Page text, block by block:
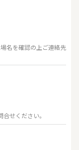
名を確認の上ご連絡先
せください。